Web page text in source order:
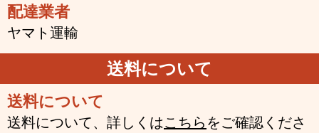
配達業者
ヤマト運輸
送料について
送料について
送料について、詳しくはこちら をご確認くださ